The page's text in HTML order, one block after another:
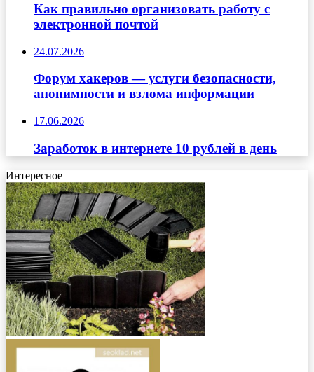
Как правильно организовать работу с
электронной почтой
24.07.2026
Форум хакеров — услуги безопасности,
анонимности и взлома информации
17.06.2026
Заработок в интернете 10 рублей в день
Интересное